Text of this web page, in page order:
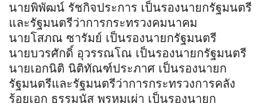
นายพิพัฒน์ รัชกิจประการ เป็นรองนายกรัฐมนตรี
และรัฐมนตรีว่าการกระทรวงคมนาคม
นายโสภณ ซารัมย์ เป็นรองนายกรัฐมนตรี
นายบวรศักดิ์ อุวรรณโณ เป็นรองนายกรัฐมนตรี
นายเอกนิติ นิติทัณฑ์ประภาศ เป็นรองนายก
รัฐมนตรีและรัฐมนตรีว่าการกระทรวงการคลัง
ร้อยเอก ธรรมนัส พรหมเผ่า เป็นรองนายก